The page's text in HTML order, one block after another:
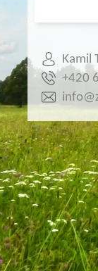
Kamil
+420